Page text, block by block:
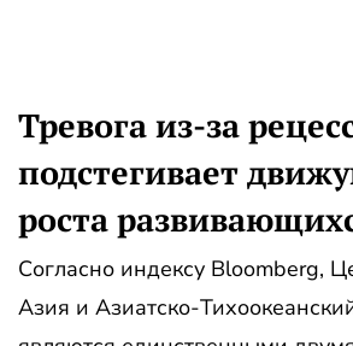
Тревога из-за
подстегивает
роста
Согласно индексу Bloomberg,
Азия и Азиатско-